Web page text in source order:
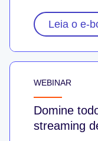
Leia o e-
WEBINAR
Domine
streaming